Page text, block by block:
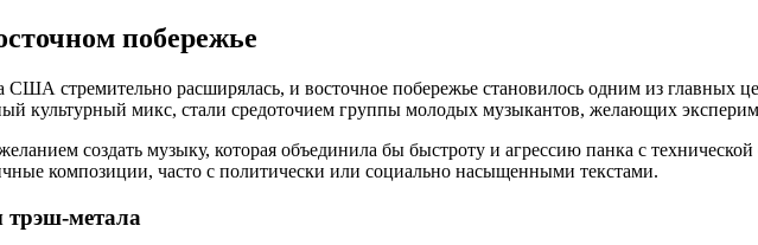
побережье
США стремительно расширялась, и восточное побережье становилось одним из главных
культурный микс, стали средоточием группы молодых музыкантов, желающих
создать музыку, которая объединила бы быстроту и агрессию панка с
композиции, часто с политически или социально насыщенными текстами.
трэш-метала